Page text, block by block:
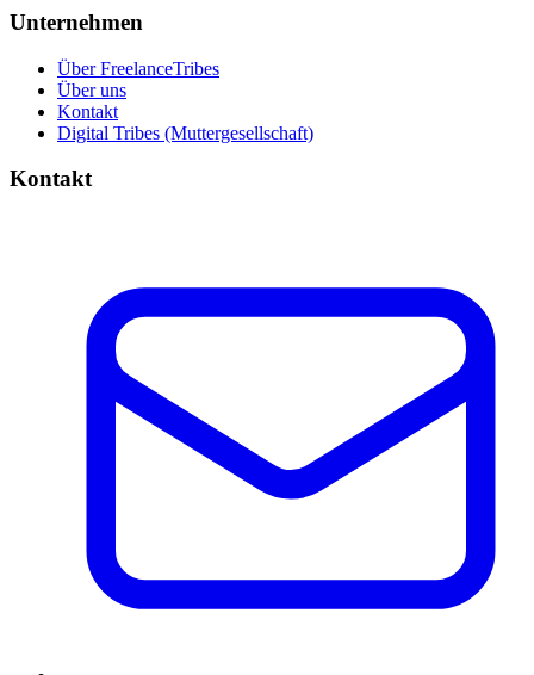
Unternehmen
Über FreelanceTribes
Über uns
Kontakt
Digital Tribes (Muttergesellschaft)
Kontakt